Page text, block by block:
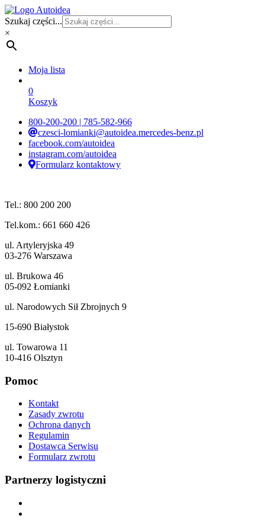
Szukaj części...
×
Moja lista
0
Koszyk
800-200-200 | 785-582-966
czesci-lomianki@autoidea.mercedes-benz.pl
facebook.com/autoidea
instagram.com/autoidea
Formularz kontaktowy
Tel.: 800 200 200
Tel.kom.: 661 660 426
ul. Artyleryjska 49
03-276 Warszawa
ul. Brukowa 46
05-092 Łomianki
ul. Narodowych Sił Zbrojnych 9
15-690 Białystok
ul. Towarowa 11
10-416 Olsztyn
Pomoc
Kontakt
Zasady zwrotu
Ochrona danych
Regulamin
Dostawca Serwisu
Formularz zwrotu
Partnerzy logistyczni